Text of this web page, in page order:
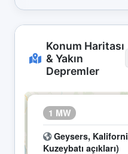
Konum Haritası
& Yakın
Depremler
1 MW
Geysers,
Kuzeybatı açıkları)